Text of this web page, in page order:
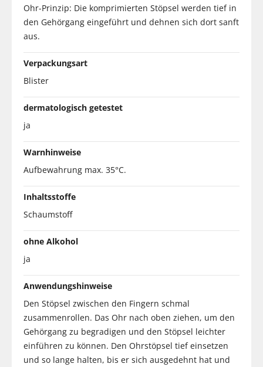
Ohr-Prinzip: Die komprimierten Stöpsel werden tief in
den Gehörgang eingeführt und dehnen sich dort sanft
aus.
Verpackungsart
Blister
dermatologisch getestet
ja
Warnhinweise
Aufbewahrung max. 35°C.
Inhaltsstoffe
Schaumstoff
ohne Alkohol
ja
Anwendungshinweise
Den Stöpsel zwischen den Fingern schmal
zusammenrollen. Das Ohr nach oben ziehen, um den
Gehörgang zu begradigen und den Stöpsel leichter
einführen zu können. Den Ohrstöpsel tief einsetzen
und so lange halten, bis er sich ausgedehnt hat und